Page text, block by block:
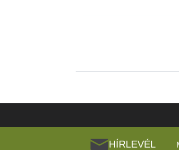
HÍRLEVÉL